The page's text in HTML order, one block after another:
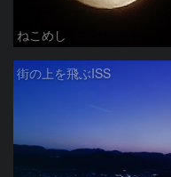
ねこめし
街の上を飛ぶISS